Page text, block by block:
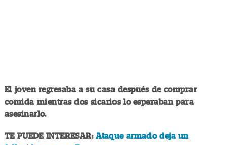
El joven regresaba a su casa después de comprar
comida mientras dos sicarios lo esperaban para
asesinarlo.
TE PUEDE INTERESAR:Ataque armado deja un